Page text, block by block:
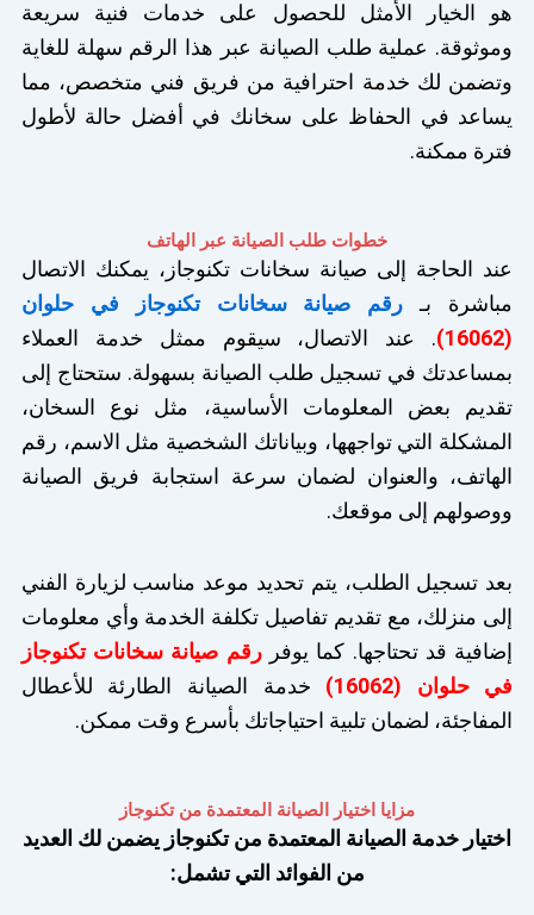
هو الخيار الأمثل للحصول على خدمات فنية سريعة
وموثوقة. عملية طلب الصيانة عبر هذا الرقم سهلة للغاية
وتضمن لك خدمة احترافية من فريق فني متخصص، مما
يساعد في الحفاظ على سخانك في أفضل حالة لأطول
فترة ممكنة.
خطوات طلب الصيانة عبر الهاتف
عند الحاجة إلى صيانة سخانات تكنوجاز، يمكنك الاتصال
مباشرة بـ رقم صيانة سخانات تكنوجاز في حلوان
(16062)
. عند الاتصال، سيقوم ممثل خدمة العملاء
بمساعدتك في تسجيل طلب الصيانة بسهولة. ستحتاج إلى
تقديم بعض المعلومات الأساسية، مثل نوع السخان،
المشكلة التي تواجهها، وبياناتك الشخصية مثل الاسم، رقم
الهاتف، والعنوان لضمان سرعة استجابة فريق الصيانة
ووصولهم إلى موقعك.
بعد تسجيل الطلب، يتم تحديد موعد مناسب لزيارة الفني
إلى منزلك، مع تقديم تفاصيل تكلفة الخدمة وأي معلومات
إضافية قد تحتاجها. كما يوفررقم صيانة سخانات تكنوجاز
في حلوان (16062)
خدمة الصيانة الطارئة للأعطال
المفاجئة، لضمان تلبية احتياجاتك بأسرع وقت ممكن.
مزايا اختيار الصيانة المعتمدة من تكنوجاز
اختيار خدمة الصيانة المعتمدة من تكنوجاز يضمن لك العديد
من الفوائد التي تشمل: